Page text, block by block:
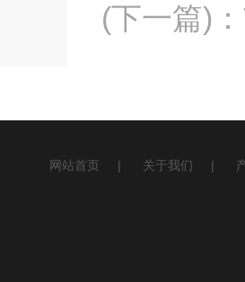
(下一篇) ：
网站首页 | 关于我们 |